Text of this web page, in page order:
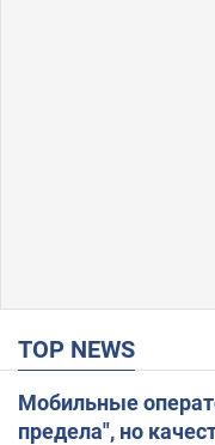
TOP NEWS
Мобильные
предела", но